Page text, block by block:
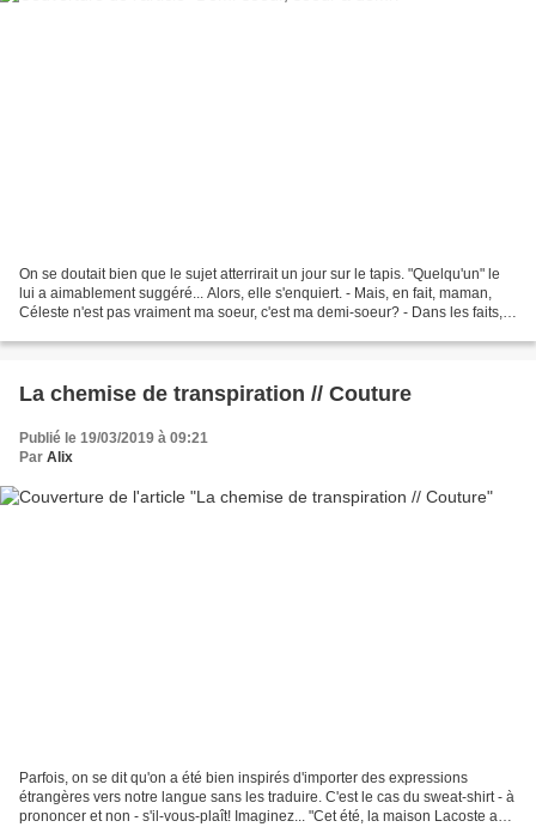
On se doutait bien que le sujet atterrirait un jour sur le tapis. "Quelqu'un" le
lui a aimablement suggéré... Alors, elle s'enquiert. - Mais, en fait, maman,
Céleste n'est pas vraiment ma soeur, c'est ma demi-soeur? - Dans les faits,
La chemise de transpiration // Couture
Publié le 19/03/2019 à 09:21
Par Alix
Parfois, on se dit qu'on a été bien inspirés d'importer des expressions
étrangères vers notre langue sans les traduire. C'est le cas du sweat-shirt - à
prononcer et non - s'il-vous-plaît! Imaginez... "Cet été, la maison Lacoste a